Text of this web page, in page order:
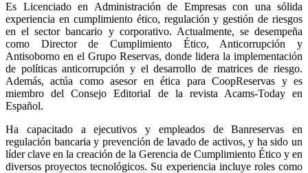
Es Licenciado en Administración de Empresas con una sólida
experiencia en cumplimiento ético, regulación y gestión de riesgos
en el sector bancario y corporativo. Actualmente, se desempeña
como Director de Cumplimiento Ético, Anticorrupción y
Antisoborno en el Grupo Reservas, donde lidera la implementación
de políticas anticorrupción y el desarrollo de matrices de riesgo.
Además, actúa como asesor en ética para CoopReservas y es
miembro del Consejo Editorial de la revista Acams-Today en
Español.
Ha capacitado a ejecutivos y empleados de Banreservas en
regulación bancaria y prevención de lavado de activos, y ha sido un
líder clave en la creación de la Gerencia de Cumplimiento Ético y en
diversos proyectos tecnológicos. Su experiencia incluye roles como